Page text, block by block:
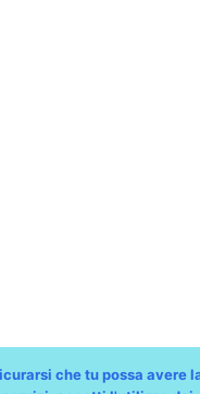
che tu possa avere